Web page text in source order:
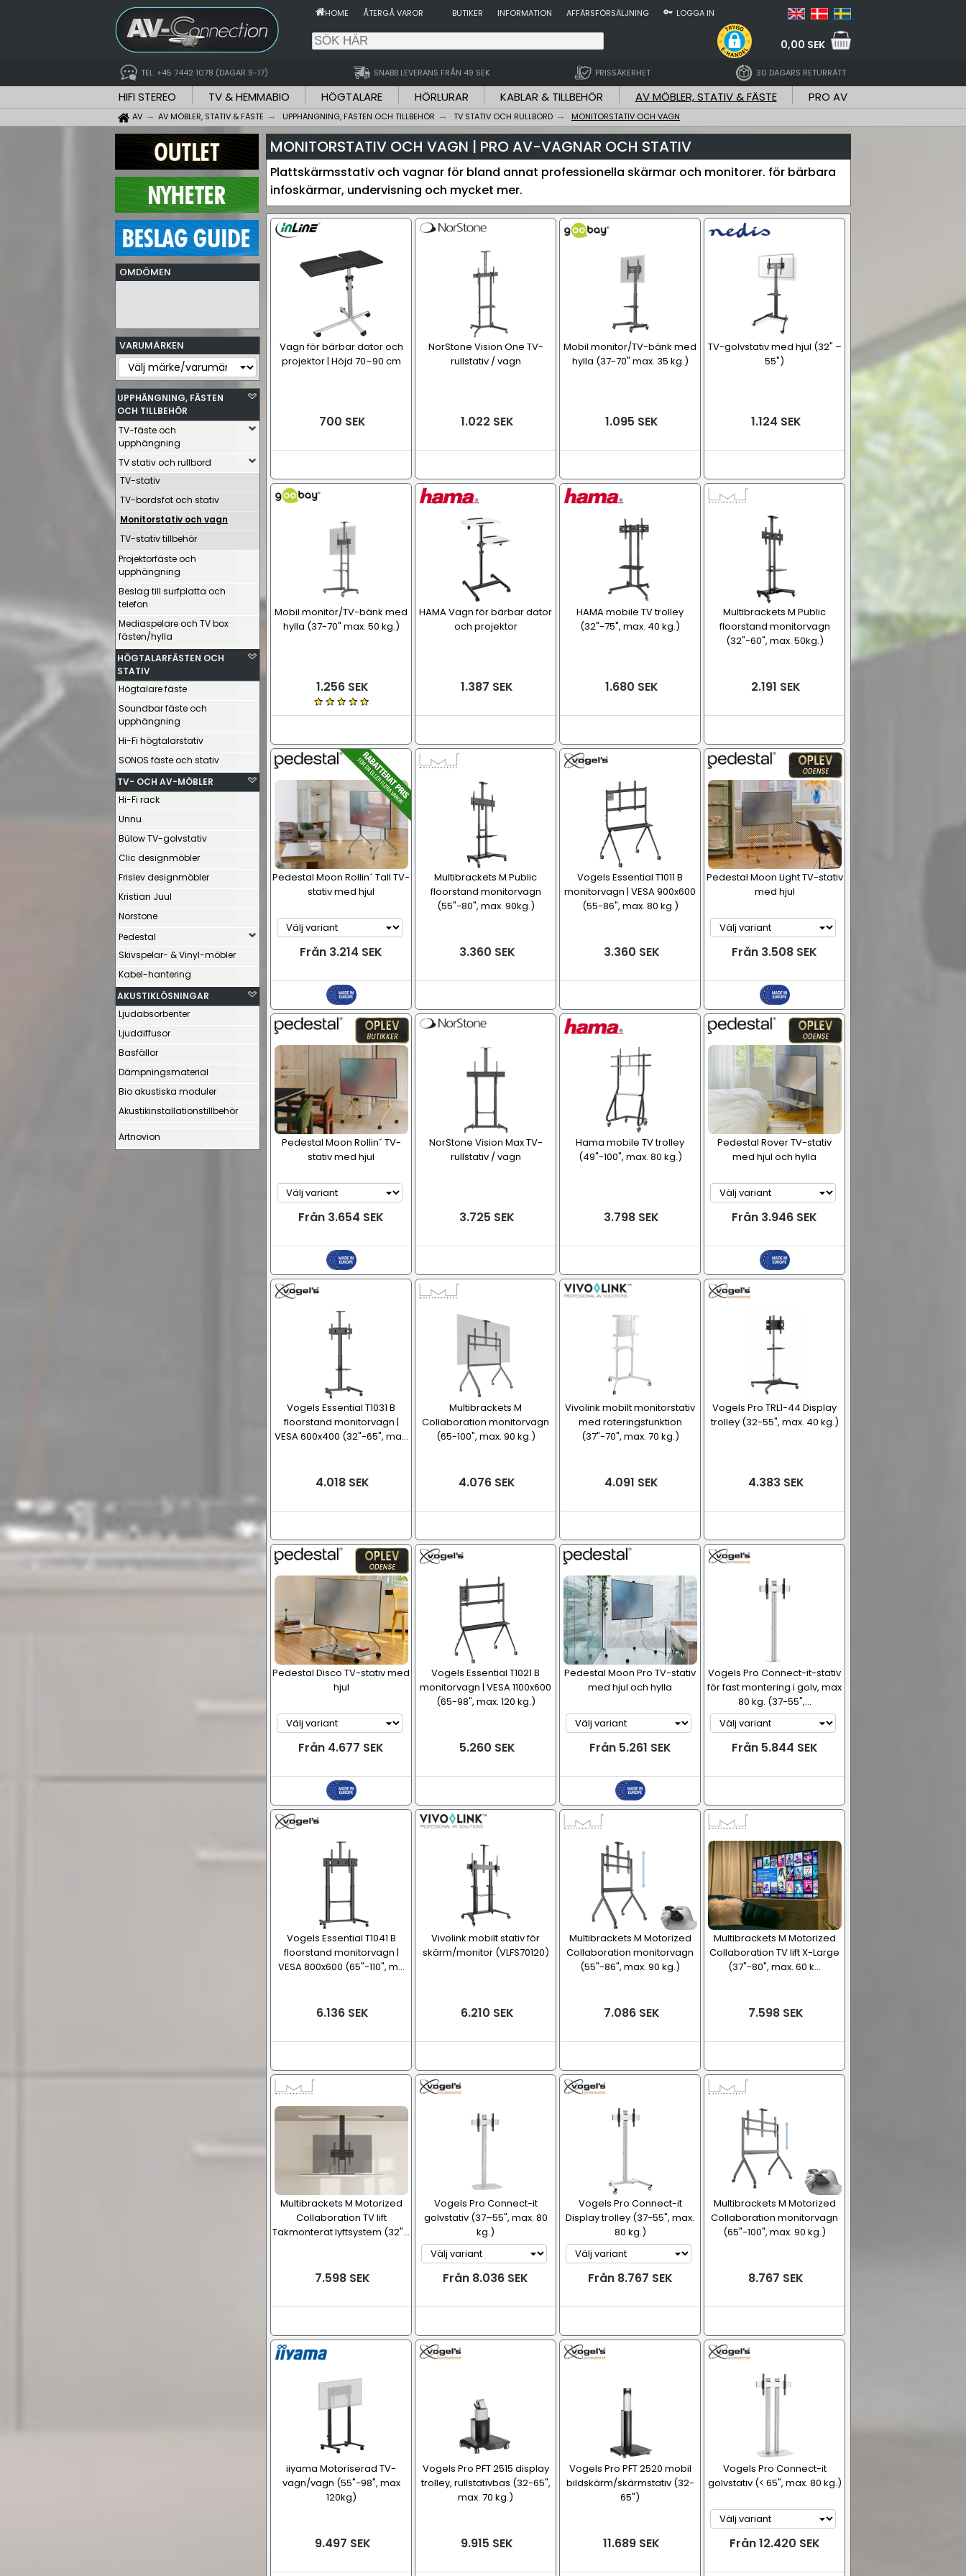
HOME ÅTERGÅ VAROR BUTIKER INFORMATION AFFÄRSFÖRSÄLJNING LOGGA IN
0,00 SEK
TEL. +45 7442 1078 (DAGAR 9-17) SNABB LEVERANS FRÅN 49 SEK PRISSÄKERHET 30 DAGARS RETURRÄTT
HIFI STEREO TV & HEMMABIO HÖGTALARE HÖRLURAR KABLAR & TILLBEHÖR AV MÖBLER, STATIV & FÄSTE PRO AV
AV AV MÖBLER, STATIV & FÄSTE UPPHÄNGNING, FÄSTEN OCH TILLBEHÖR TV STATIV OCH RULLBORD MONITORSTATIV OCH VAGN
OMDÖMEN
VARUMÄRKEN
UPPHÄNGNING, FÄSTEN
OCH TILLBEHÖR
TV-fäste och
upphängning
TV stativ och rullbord
TV-stativ
TV-bordsfot och stativ
Monitorstativ och vagn
TV-stativ tillbehör
Projektorfäste och
upphängning
Beslag till surfplatta och
telefon
Mediaspelare och TV box
fästen/hylla
HÖGTALARFÄSTEN OCH
STATIV
Högtalare fäste
Soundbar fäste och
upphängning
Hi-Fi högtalarstativ
SONOS fäste och stativ
TV- OCH AV-MÖBLER
Hi-Fi rack
Unnu
Bülow TV-golvstativ
Clic designmöbler
Frislev designmöbler
Kristian Juul
Norstone
Pedestal
Skivspelar- & Vinyl-möbler
Kabel-hantering
AKUSTIKLÖSNINGAR
Ljudabsorbenter
Ljuddiffusor
Basfällor
Dämpningsmaterial
Bio akustiska moduler
Akustikinstallationstillbehör
Artnovion
MONITORSTATIV OCH VAGN | PRO AV-VAGNAR OCH STATIV
Plattskärmsstativ och vagnar för bland annat professionella skärmar och monitorer. för bärbara
infoskärmar, undervisning och mycket mer.
Vagn för bärbar dator och
projektor | Höjd 70–90 cm
700 SEK
NorStone Vision One TV-
rullstativ / vagn
1.022 SEK
Mobil monitor/TV-bänk med
hylla (37-70" max. 35 kg.)
1.095 SEK
TV-golvstativ med hjul (32" –
55")
1.124 SEK
Mobil monitor/TV-bänk med
hylla (37-70" max. 50 kg.)
1.256 SEK
HAMA Vagn för bärbar dator
och projektor
1.387 SEK
HAMA mobile TV trolley
(32"-75", max. 40 kg.)
1.680 SEK
Multibrackets M Public
floorstand monitorvagn
(32"-60", max. 50kg.)
2.191 SEK
Pedestal Moon Rollin´ Tall TV-
stativ med hjul
Från 3.214 SEK
Multibrackets M Public
floorstand monitorvagn
(55"-80", max. 90kg.)
3.360 SEK
Vogels Essential T1011 B
monitorvagn | VESA 900x600
(55-86", max. 80 kg.)
3.360 SEK
Pedestal Moon Light TV-stativ
med hjul
Från 3.508 SEK
Pedestal Moon Rollin´ TV-
stativ med hjul
Från 3.654 SEK
NorStone Vision Max TV-
rullstativ / vagn
3.725 SEK
Hama mobile TV trolley
(49"-100", max. 80 kg.)
3.798 SEK
Pedestal Rover TV-stativ
med hjul och hylla
Från 3.946 SEK
Vogels Essential T1031 B
floorstand monitorvagn |
VESA 600x400 (32"-65", ma...
4.018 SEK
Multibrackets M
Collaboration monitorvagn
(65-100", max. 90 kg.)
4.076 SEK
Vivolink mobilt monitorstativ
med roteringsfunktion
(37"-70", max. 70 kg.)
4.091 SEK
Vogels Pro TRL1-44 Display
trolley (32-55", max. 40 kg.)
4.383 SEK
Pedestal Disco TV-stativ med
hjul
Från 4.677 SEK
Vogels Essential T1021 B
monitorvagn | VESA 1100x600
(65-98", max. 120 kg.)
5.260 SEK
Pedestal Moon Pro TV-stativ
med hjul och hylla
Från 5.261 SEK
Vogels Pro Connect-it-stativ
för fast montering i golv, max
80 kg. (37-55",...
Från 5.844 SEK
Vogels Essential T1041 B
floorstand monitorvagn |
VESA 800x600 (65"-110", m...
6.136 SEK
Vivolink mobilt stativ för
skärm/monitor (VLFS70120)
6.210 SEK
Multibrackets M Motorized
Collaboration monitorvagn
(55"-86", max. 90 kg.)
7.086 SEK
Multibrackets M Motorized
Collaboration TV lift X-Large
(37"-80", max. 60 k...
7.598 SEK
Multibrackets M Motorized
Collaboration TV lift
Takmonterat lyftsystem (32"...
7.598 SEK
Vogels Pro Connect-it
golvstativ (37–55", max. 80
kg.)
Från 8.036 SEK
Vogels Pro Connect-it
Display trolley (37-55", max.
80 kg.)
Från 8.767 SEK
Multibrackets M Motorized
Collaboration monitorvagn
(65"-100", max. 90 kg.)
8.767 SEK
iiyama Motoriserad TV-
vagn/vagn (55"-98", max
120kg)
9.497 SEK
Vogels Pro PFT 2515 display
trolley, rullstativbas (32-65",
max. 70 kg.)
9.915 SEK
Vogels Pro PFT 2520 mobil
bildskärm/skärmstativ (32-
65")
11.689 SEK
Vogels Pro Connect-it
golvstativ (< 65", max. 80 kg.)
Från 12.420 SEK